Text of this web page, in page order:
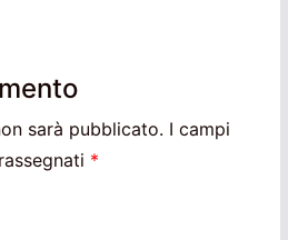
sarà pubblicato. I campi
*